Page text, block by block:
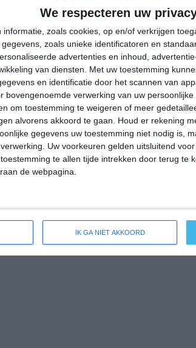
We respecteren uw
informatie, zoals cookies, op en/of verkrijgen
zoals unieke identificatoren en
advertenties en inhoud,
van diensten.
Met uw toestemming
en identificatie door het scannen van
bovengenoemde verwerking van uw
om toestemming te weigeren of meer
alvorens akkoord te gaan.
Houd er rekening
gegevens uw toestemming niet nodig is,
Uw voorkeuren gelden uitsluitend
te allen tijde intrekken door terug te
de webpagina.
IK GA NIET AKKOORD
19:00 22:00 01:00
19:00 22:00 01:00
ZZO 2 ZZO 1 Z 1
19:00 22:00
voor Hamlet